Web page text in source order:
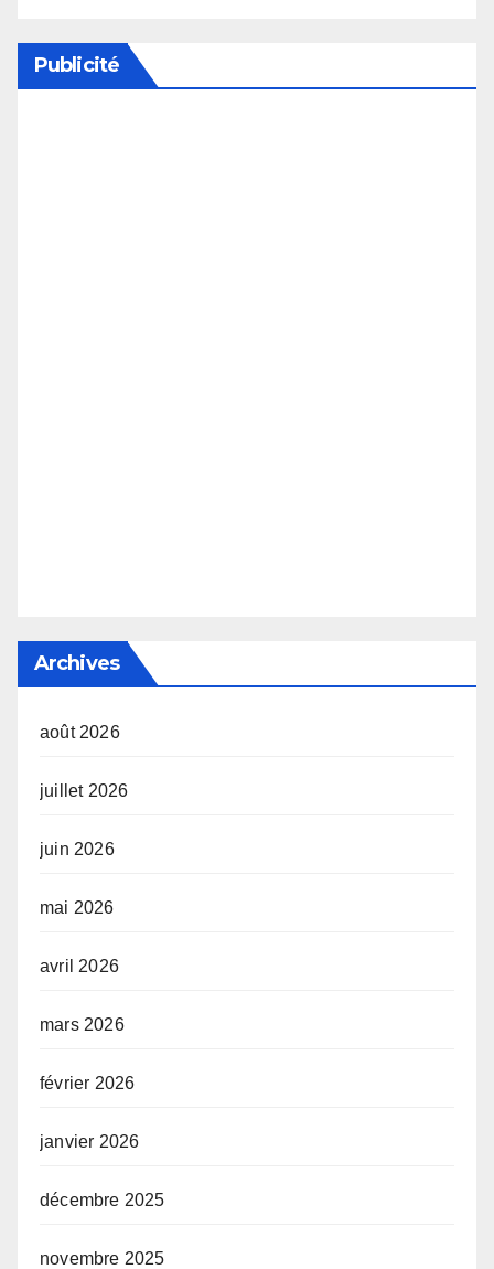
Publicité
Archives
août 2026
juillet 2026
juin 2026
mai 2026
avril 2026
mars 2026
février 2026
janvier 2026
décembre 2025
novembre 2025